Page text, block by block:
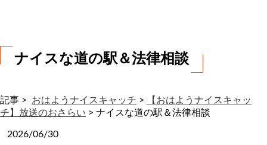
ナイスな道の駅＆法律相談
記事 > おはようナイスキャッチ >
【おはようナイスキャッ
チ】放送のおさらい > ナイスな道の駅＆法律相談
2026/06/30